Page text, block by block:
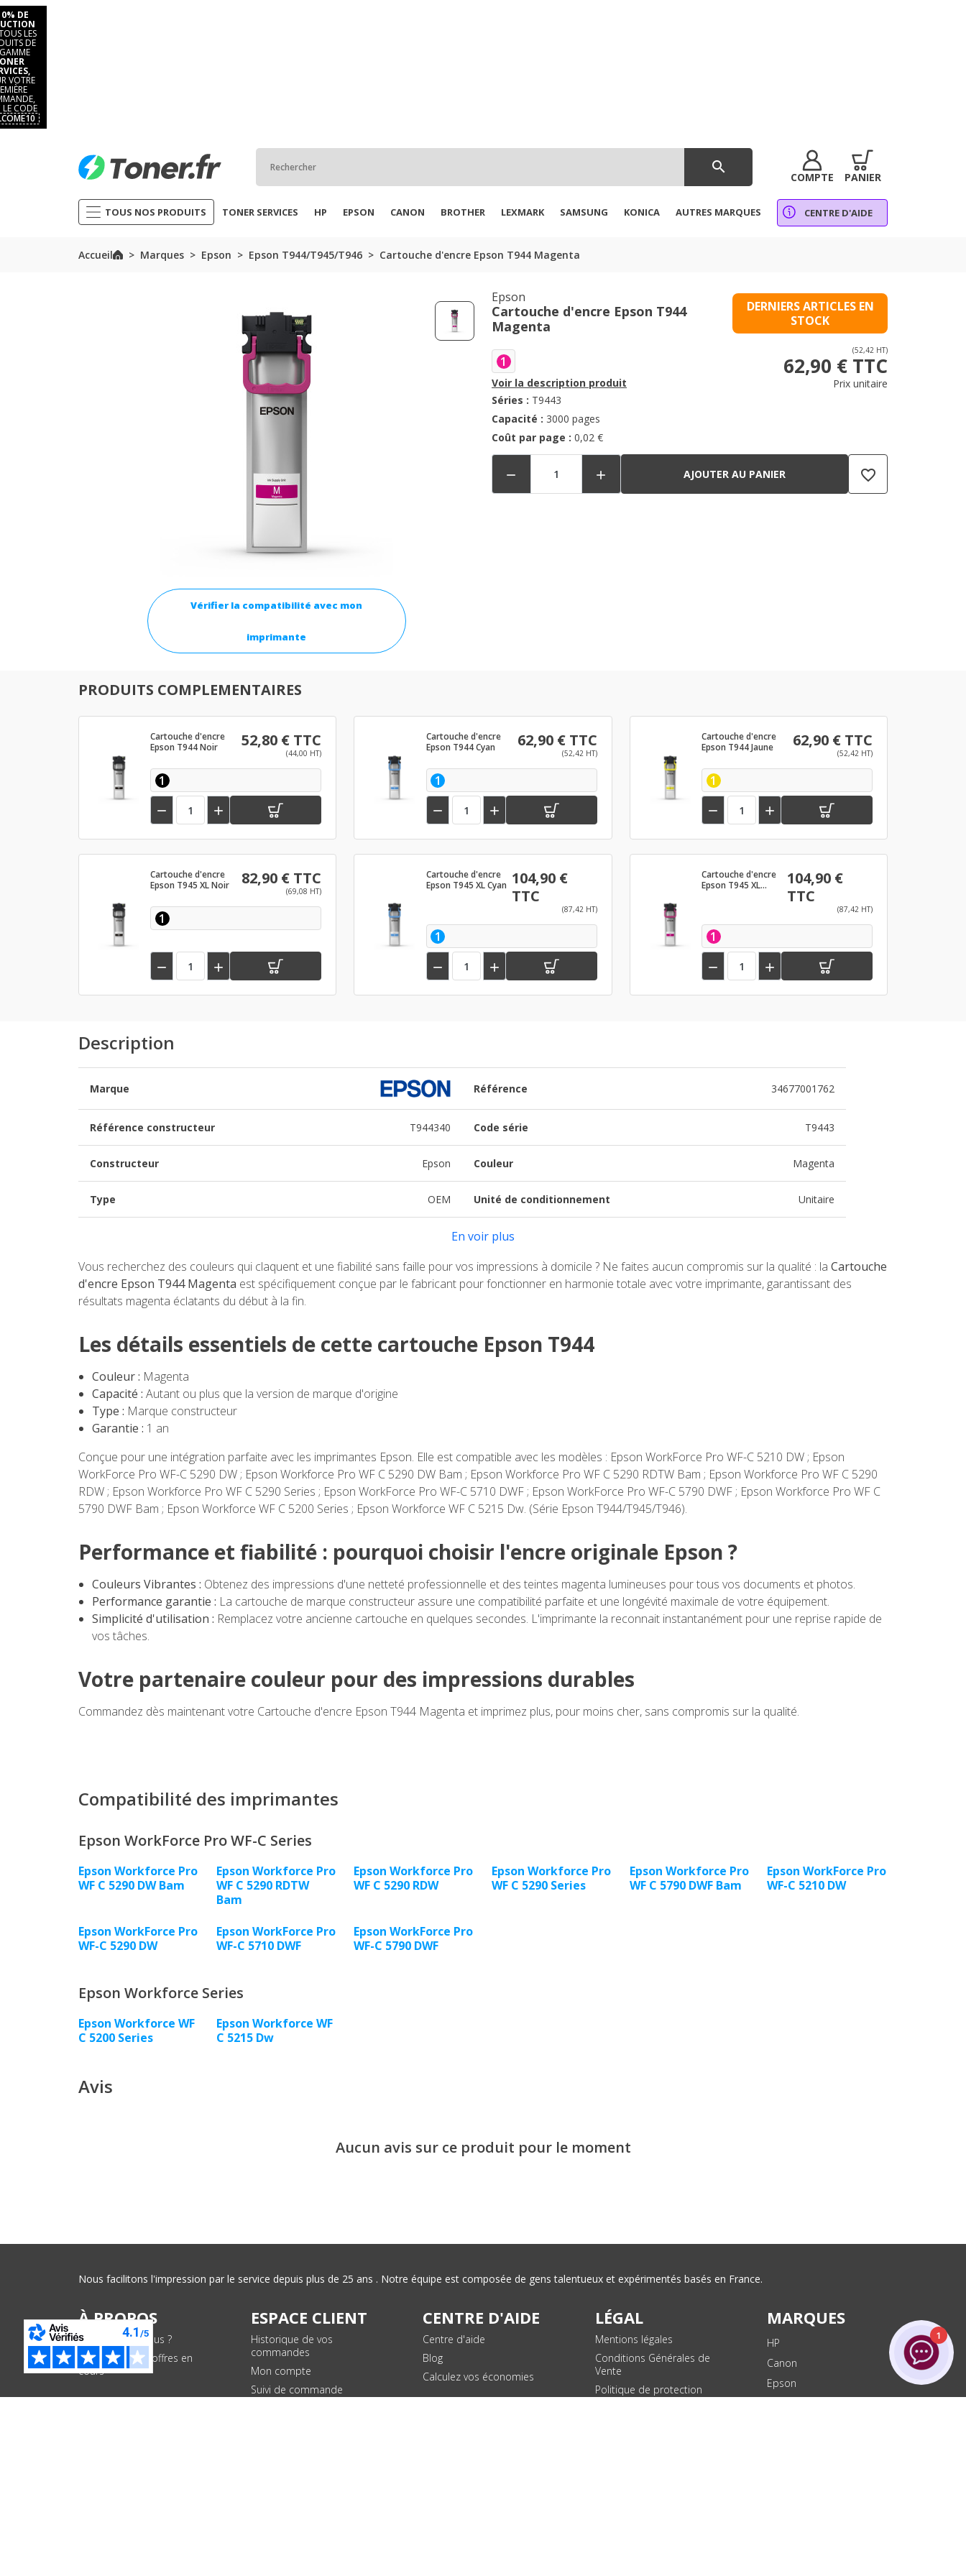
DE
LES
DE
VOTRE
LE CODE
search
COMPTE PANIER
TOUS NOS PRODUITS TONER SERVICES HP EPSON CANON BROTHER LEXMARK SAMSUNG KONICA AUTRES MARQUES CENTRE D'AIDE
Accueil Marques Epson Epson T944/T945/T946 Cartouche d'encre Epson T944 Magenta
Vérifier la compatibilité avec mon
imprimante
Epson
Cartouche d'encre Epson T944
Magenta
DERNIERS ARTICLES EN
STOCK
1
Voir la description produit
Séries : T9443
Capacité : 3000 pages
Coût par page : 0,02 €
(52,42 HT)
62,90 € TTC
Prix unitaire
  AJOUTER AU PANIER favorite_border
PRODUITS COMPLEMENTAIRES
Cartouche d'encre
Epson T944 Noir
52,80 € TTC
(44,00 HT)
1
 
Cartouche d'encre
Epson T944 Cyan
62,90 € TTC
(52,42 HT)
1
 
Cartouche d'encre
Epson T944 Jaune
62,90 € TTC
(52,42 HT)
1
 
Cartouche d'encre
Epson T945 XL Noir
82,90 € TTC
(69,08 HT)
1
 
Cartouche d'encre
Epson T945 XL Cyan 104,90 €
TTC
(87,42 HT)
1
 
Cartouche d'encre
Epson T945 XL
104,90 €
TTC
(87,42 HT)
1
 
Description
Marque Référence 34677001762
Référence constructeur T944340 Code série T9443
Constructeur Epson Couleur Magenta
Type OEM Unité de conditionnement Unitaire
En voir plus
Vous recherchez des couleurs qui claquent et une fiabilité sans faille pour vos impressions à domicile ? Ne faites aucun compromis sur la qualité : la Cartouche
d'encre Epson T944 Magenta est spécifiquement conçue par le fabricant pour fonctionner en harmonie totale avec votre imprimante, garantissant des
résultats magenta éclatants du début à la fin.
Les détails essentiels de cette cartouche Epson T944
Couleur : Magenta
Capacité : Autant ou plus que la version de marque d'origine
Type : Marque constructeur
Garantie : 1 an
Conçue pour une intégration parfaite avec les imprimantes Epson. Elle est compatible avec les modèles : Epson WorkForce Pro WF-C 5210 DW ; Epson
WorkForce Pro WF-C 5290 DW ; Epson Workforce Pro WF C 5290 DW Bam ; Epson Workforce Pro WF C 5290 RDTW Bam ; Epson Workforce Pro WF C 5290
RDW ; Epson Workforce Pro WF C 5290 Series ; Epson WorkForce Pro WF-C 5710 DWF ; Epson WorkForce Pro WF-C 5790 DWF ; Epson Workforce Pro WF C
5790 DWF Bam ; Epson Workforce WF C 5200 Series ; Epson Workforce WF C 5215 Dw. (Série Epson T944/T945/T946).
Performance et fiabilité : pourquoi choisir l'encre originale Epson ?
Couleurs Vibrantes : Obtenez des impressions d'une netteté professionnelle et des teintes magenta lumineuses pour tous vos documents et photos.
Performance garantie : La cartouche de marque constructeur assure une compatibilité parfaite et une longévité maximale de votre équipement.
Simplicité d'utilisation : Remplacez votre ancienne cartouche en quelques secondes. L'imprimante la reconnait instantanément pour une reprise rapide de
vos tâches.
Votre partenaire couleur pour des impressions durables
Commandez dès maintenant votre Cartouche d'encre Epson T944 Magenta et imprimez plus, pour moins cher, sans compromis sur la qualité.
Compatibilité des imprimantes
Epson WorkForce Pro WF-C Series
Epson Workforce Pro
WF C 5290 DW Bam
Epson Workforce Pro
WF C 5290 RDTW
Bam
Epson Workforce Pro
WF C 5290 RDW
Epson Workforce Pro
WF C 5290 Series
Epson Workforce Pro
WF C 5790 DWF Bam
Epson WorkForce Pro
WF-C 5210 DW
Epson WorkForce Pro
WF-C 5290 DW
Epson WorkForce Pro
WF-C 5710 DWF
Epson WorkForce Pro
WF-C 5790 DWF
Epson Workforce Series
Epson Workforce WF
C 5200 Series
Epson Workforce WF
C 5215 Dw
Avis
Aucun avis sur ce produit pour le moment
Nous facilitons l'impression par le service depuis plus de 25 ans . Notre équipe est composée de gens talentueux et expérimentés basés en France.
À PROPOS
Qui sommes-nous ?
Conditions des offres en
cours
ESPACE CLIENT
Historique de vos
commandes
Mon compte
Suivi de commande
CENTRE D'AIDE
Centre d'aide
Blog
Calculez vos économies
LÉGAL
Mentions légales
Conditions Générales de
Vente
Politique de protection
MARQUES
HP
Canon
Epson
1